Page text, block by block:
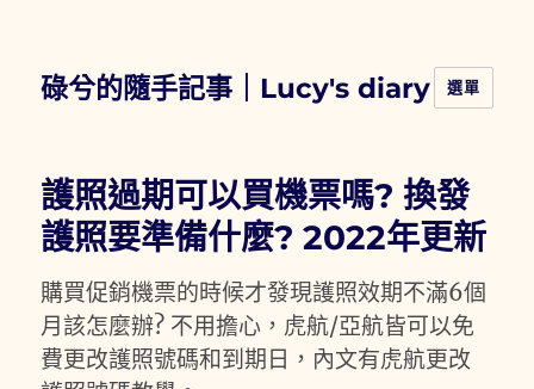
碌兮的隨手記事｜Lucy's diary 選單
護照過期可以買機票嗎? 換發
護照要準備什麼? 2022年更新
購買促銷機票的時候才發現護照效期不滿6個
月該怎麼辦? 不用擔心，虎航/亞航皆可以免
費更改護照號碼和到期日，內文有虎航更改